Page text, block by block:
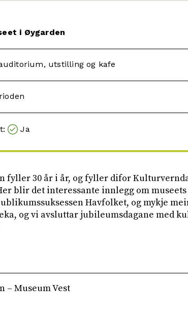
i Øygarden
utstilling og kafe
Ja
fyller 30 år i år, og fyller difor
blir det interessante innlegg om
Havfolket, og mykje
og vi avsluttar jubileumsdagane med
– Museum Vest